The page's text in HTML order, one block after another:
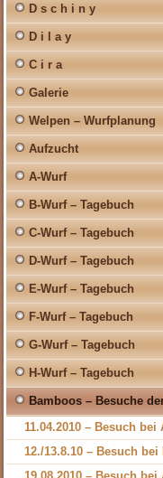
D s c h i n y
D i l a y
C i r a
Galerie
Welpen – Wurfplanung
Aufzucht
A-Wurf
B-Wurf – Tagebuch
C-Wurf – Tagebuch
D-Wurf – Tagebuch
E-Wurf – Tagebuch
F-Wurf – Tagebuch
G-Wurf – Tagebuch
H-Wurf – Tagebuch
Bamboos – Besuche
11.04.2010 – Besuch
12./13.8.10 – Besuch